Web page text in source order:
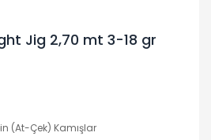
Jig 2,70 mt 3-18 gr
(At-Çek) Kamışlar